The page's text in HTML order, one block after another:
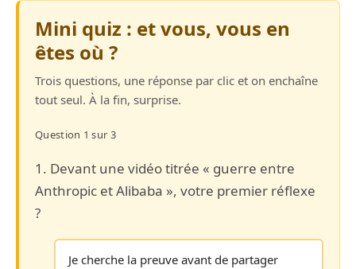
Mini quiz : et vous, vous en
êtes où ?
Trois questions, une réponse par clic et on enchaîne
tout seul. À la fin, surprise.
Question 1 sur 3
1. Devant une vidéo titrée « guerre entre
Anthropic et Alibaba », votre premier réflexe
?
Je cherche la preuve avant de partager